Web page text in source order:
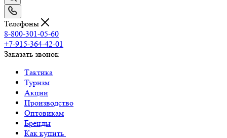
Телефоны
8-800-301-05-60
+7-915-364-42-01
Заказать звонок
Тактика
Туризм
Акции
Производство
Оптовикам
Бренды
Как купить